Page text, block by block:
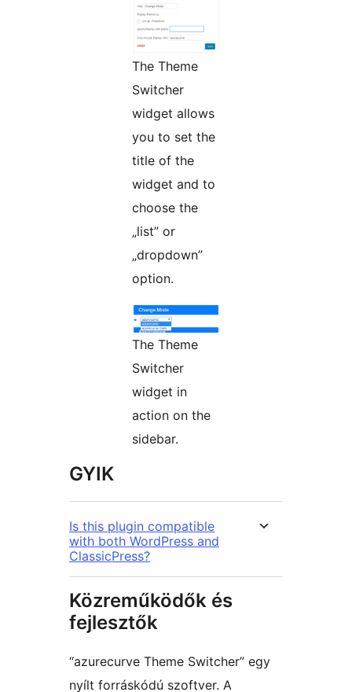
The Theme
Switcher
widget allows
you to set the
title of the
widget and to
choose the
„list” or
„dropdown”
option.
The Theme
Switcher
widget in
action on the
sidebar.
GYIK
Is this plugin compatible
with both WordPress and
ClassicPress?
Közreműködők és
fejlesztők
“azurecurve Theme Switcher” egy
nyílt forráskódú szoftver. A